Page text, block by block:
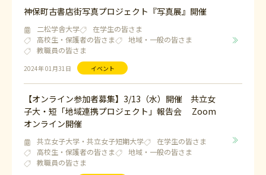
2024年 01月31日 イベント
神保町古書店街写真プロジェクト『写真展』開催
二松学舎大学
在学生の皆さま
高校生・保護者の皆さま
地域・一般の皆さま
教職員の皆さま
【オンライン参加者募集】3/13（水）開催 共立女
子大・短「地域連携プロジェクト」報告会 Zoom
オンライン開催
共立女子大学・共立女子短期大学
在学生の皆さま
高校生・保護者の皆さま
地域・一般の皆さま
教職員の皆さま